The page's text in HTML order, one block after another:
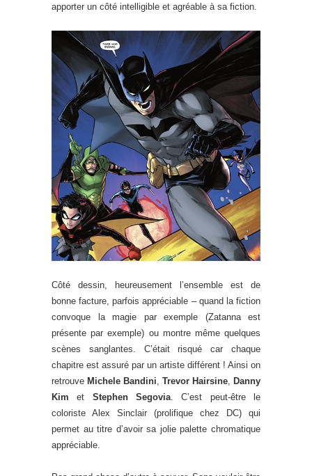
apporter un côté intelligible et agréable à sa fiction.
Côté dessin, heureusement l’ensemble est de
bonne facture, parfois appréciable – quand la fiction
convoque la magie par exemple (Zatanna est
présente par exemple) ou montre même quelques
scènes sanglantes. C’était risqué car chaque
chapitre est assuré par un artiste différent ! Ainsi on
retrouve Michele Bandini Trevor Hairsine Danny
Kim et Stephen Segovia . C’est peut-être le
coloriste Alex Sinclair (prolifique chez DC) qui
permet au titre d’avoir sa jolie palette chromatique
appréciable.